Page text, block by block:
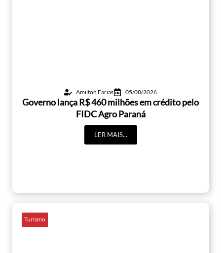
Amilton Farias 05/08/2026
Governo lança R$ 460 milhões em crédito pelo
FIDC Agro Paraná
LER MAIS...
Turismo